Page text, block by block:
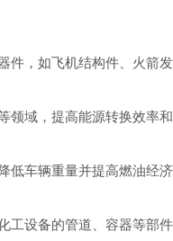
如飞机结构件、火箭发
域，提高能源转换效率和
车辆重量并提高燃油经济
设备的管道、容器等部件